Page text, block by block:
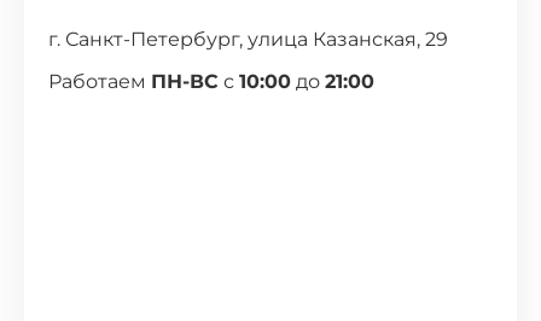
г. Санкт-Петербург, улица Казанская, 29
Работаем ПН-ВС с 10:00 до 21:00